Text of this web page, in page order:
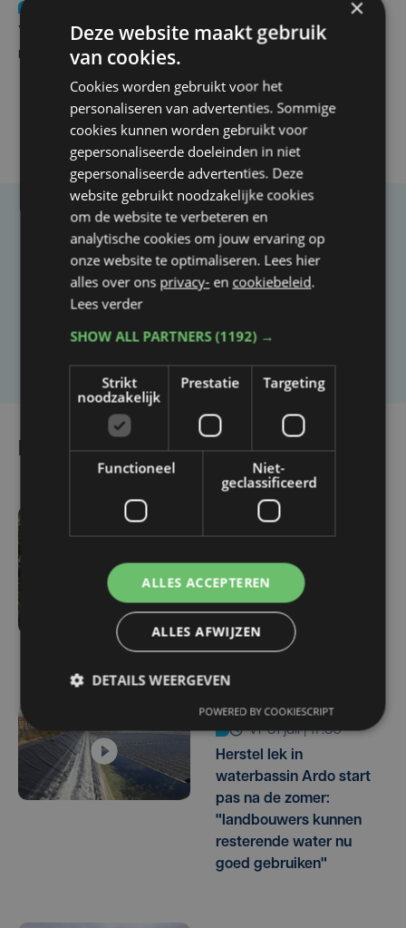
Yaro (19), slachtoffer van vechtpartij, is na
maandenlange coma overleden
Taalfout opgemerkt?
Heb je een taal- of schrijffout opgemerkt in dit
artikel?
Laat het ons weten
Lees ook
ma 3 augustus | 17:15
aardappelteelt: "Op
sommige percelen
verliezen we tot de helft
van de opbrengst"
vr 31 juli | 17:30
Herstel lek in
waterbassin Ardo start
pas na de zomer:
"landbouwers kunnen
resterende water nu
goed gebruiken"
×
Deze website maakt gebruik
van cookies.
Cookies worden gebruikt voor het
personaliseren van advertenties. Sommige
cookies kunnen worden gebruikt voor
gepersonaliseerde doeleinden in niet
gepersonaliseerde advertenties. Deze
website gebruikt noodzakelijke cookies
om de website te verbeteren en
analytische cookies om jouw ervaring op
onze website te optimaliseren. Lees hier
alles over ons privacy- en cookiebeleid.
Lees verder
SHOW ALL PARTNERS(1192) →
Strikt
noodzakelijk
Prestatie Targeting
Functioneel
Niet-
geclassificeerd
ALLES ACCEPTEREN
ALLES AFWIJZEN
DETAILS WEERGEVEN
POWERED BY COOKIESCRIPT